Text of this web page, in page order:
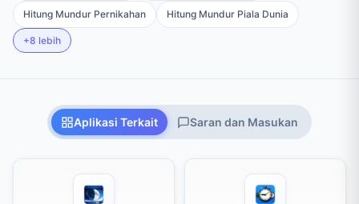
Hitung Mundur PernikahanHitung Mundur Pernikahan
Hitung Mundur Piala Dunia Hitung
+8 lebih
Aplikasi Terkait Saran dan Masukan